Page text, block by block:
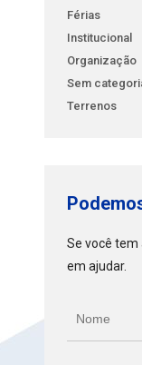
Férias
Institucional
Organização
Sem
Terrenos
Se você
em ajudar.